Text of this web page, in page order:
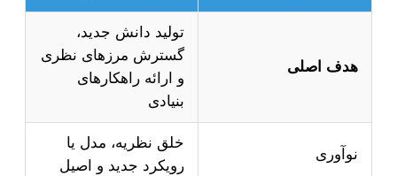
هدف اصلی
تولید دانش جدید،
گسترش مرزهای نظری
و ارائه راهکارهای
بنیادی
نوآوری
خلق نظریه، مدل یا
رویکرد جدید و اصیل